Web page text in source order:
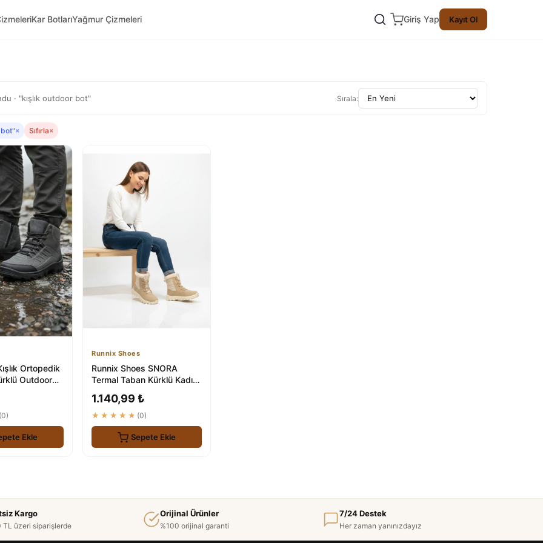
Kar BotlarıYağmur Çizmeleri Giriş Yap Kayıt Ol
· "kışlık outdoor bot" Sırala:
bot"× Sıfırla×
Ortopedik
Outdoor
(0)
Ekle
Runnix Shoes
Runnix Shoes SNORA
Termal Taban Kürklü Kadın
Kışlık Ou...
1.140,99 ₺
★★★★★ (0)
Sepete Ekle
Kargo
TL üzeri siparişlerde
Orijinal Ürünler
%100 orijinal garanti
7/24 Destek
Her zaman yanınızdayız